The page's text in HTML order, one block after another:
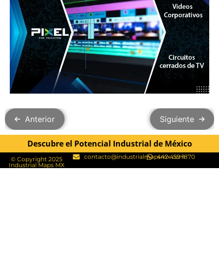
Anterior Siguiente
Descubre el Potencial Industrial de México
© Copyright 2025
Industrial Maps MX​
contacto@industrialmapsmx.com
442 459 1870